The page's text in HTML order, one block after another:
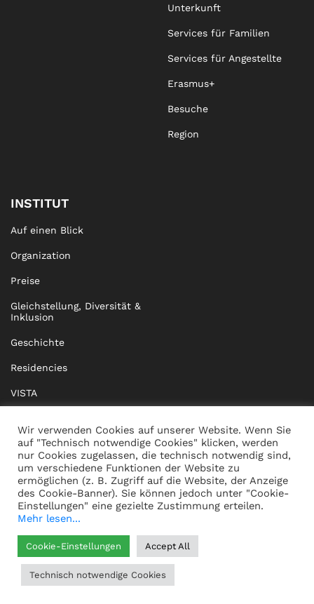
Unterkunft
Services für Familien
Services für Angestellte
Erasmus+
Besuche
Region
INSTITUT
Auf einen Blick
Organization
Preise
Gleichstellung, Diversität &
Inklusion
Geschichte
Residencies
VISTA
BRIDGE Network
Dokumente
KONTAKT
WHISTLEBLOWING
HILFE
IMPRESSUM
DATENSCHUTZ
AGB
Wir verwenden Cookies auf unserer Website. Wenn Sie
auf "Technisch notwendige Cookies" klicken, werden
nur Cookies zugelassen, die technisch notwendig sind,
um verschiedene Funktionen der Website zu
ermöglichen (z. B. Zugriff auf die Website, der Anzeige
des Cookie-Banner). Sie können jedoch unter "Cookie-
Einstellungen" eine gezielte Zustimmung erteilen.
Mehr lesen...
Cookie-Einstellungen Accept All
Technisch notwendige Cookies